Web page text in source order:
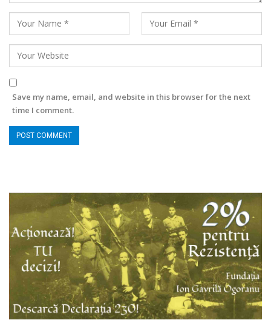
Save my name, email, and website in this browser for the next
time I comment.